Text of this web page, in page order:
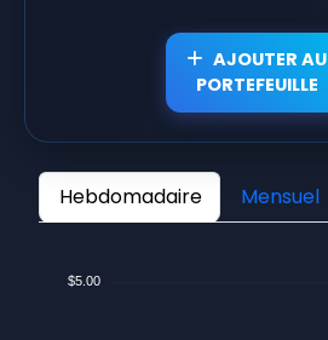
AJOUTER AU
PORTEFEUILLE
Hebdomadaire Mensuel
$5.00